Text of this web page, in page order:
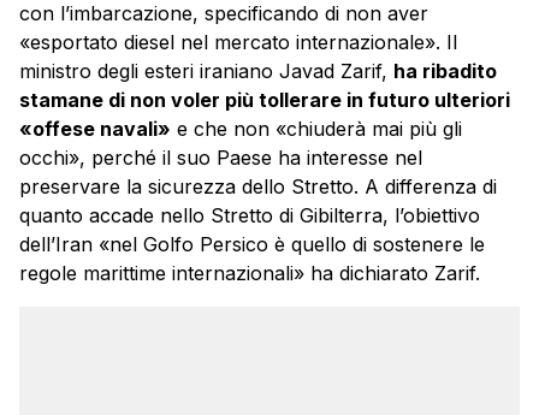
con l’imbarcazione, specificando di non aver
«esportato diesel nel mercato internazionale». Il
ministro degli esteri iraniano Javad Zarif, ha ribadito
stamane di non voler più tollerare in futuro ulteriori
«offese navali» e che non «chiuderà mai più gli
occhi», perché il suo Paese ha interesse nel
preservare la sicurezza dello Stretto. A differenza di
quanto accade nello Stretto di Gibilterra, l’obiettivo
dell’Iran «nel Golfo Persico è quello di sostenere le
regole marittime internazionali» ha dichiarato Zarif.